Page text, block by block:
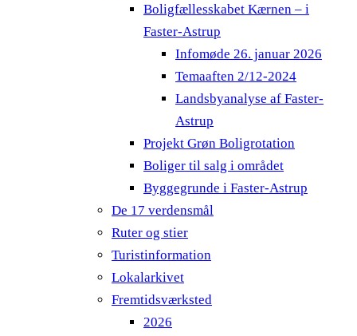
Boligfællesskabet Kærnen – i
Faster-Astrup
Infomøde 26. januar 2026
Temaaften 2/12-2024
Landsbyanalyse af Faster-
Astrup
Projekt Grøn Boligrotation
Boliger til salg i området
Byggegrunde i Faster-Astrup
De 17 verdensmål
Ruter og stier
Turistinformation
Lokalarkivet
Fremtidsværksted
2026